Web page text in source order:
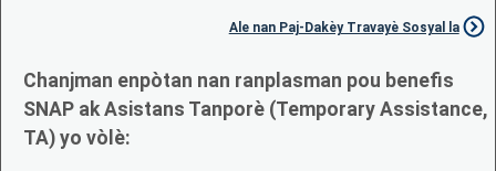
Ale nan Paj-Dakèy Travayè Sosyal la
Chanjman enpòtan nan ranplasman pou benefis
SNAP ak Asistans Tanporè (Temporary Assistance,
TA) yo vòlè: